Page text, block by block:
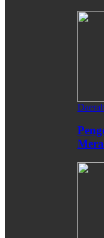
Daerah